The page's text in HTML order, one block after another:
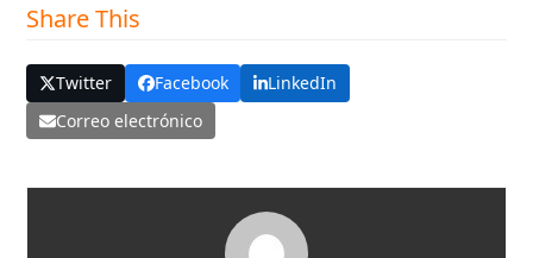
Share This
Twitter Facebook
LinkedIn
Correo electrónico